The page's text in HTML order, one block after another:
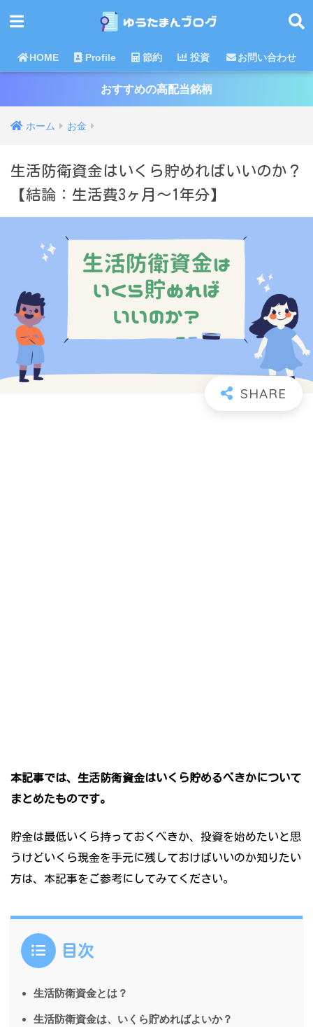
HOME Profile 節約 投資 お問い合わせ
おすすめの高配当銘柄
ホーム お金
生活防衛資金はいくら貯めればいいのか？
【結論：生活費3ヶ月～1年分】
本記事では、生活防衛資金はいくら貯めるべきかについて
まとめたものです。
貯金は最低いくら持っておくべきか、投資を始めたいと思
うけどいくら現金を手元に残しておけばいいのか知りたい
方は、本記事をご参考にしてみてください。
目次
生活防衛資金とは？
生活防衛資金は、いくら貯めればよいか？